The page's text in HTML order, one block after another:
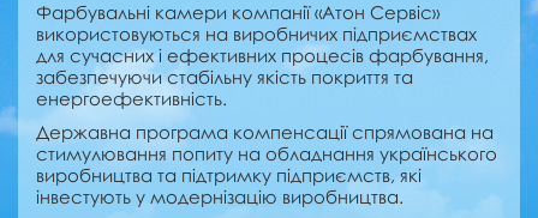
Фарбувальні камери компанії «Атон Сервіс»
використовуються на виробничих підприємствах
для сучасних і ефективних процесів фарбування,
забезпечуючи стабільну якість покриття та
енергоефективність.
Державна програма компенсації спрямована на
стимулювання попиту на обладнання українського
виробництва та підтримку підприємств, які
інвестують у модернізацію виробництва.